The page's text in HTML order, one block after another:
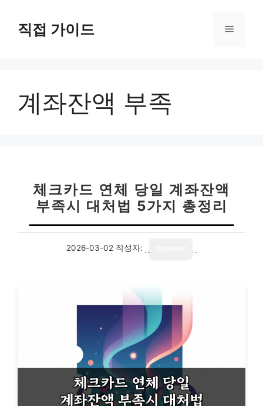
직접 가이드 메
계좌잔액 부족
체크카드 연체 당일 계좌잔액
부족시 대처법 5가지 총정리
2026-03-02 작성자: